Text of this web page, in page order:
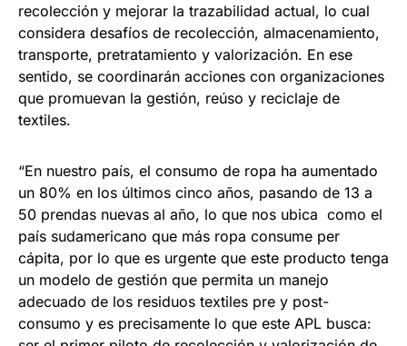
recolección y mejorar la trazabilidad actual, lo cual
considera desafíos de recolección, almacenamiento,
transporte, pretratamiento y valorización. En ese
sentido, se coordinarán acciones con organizaciones
que promuevan la gestión, reúso y reciclaje de
textiles.
“En nuestro país, el consumo de ropa ha aumentado
un 80% en los últimos cinco años, pasando de 13 a
50 prendas nuevas al año, lo que nos ubica como el
país sudamericano que más ropa consume per
cápita, por lo que es urgente que este producto tenga
un modelo de gestión que permita un manejo
adecuado de los residuos textiles pre y post-
consumo y es precisamente lo que este APL busca: